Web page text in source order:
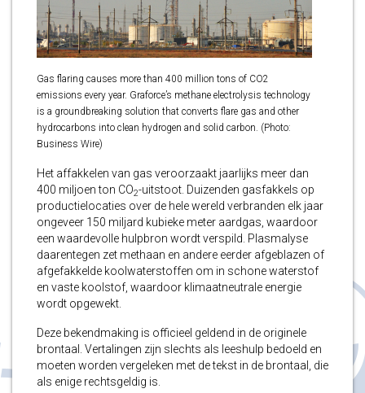
Gas flaring causes more than 400 million tons of CO2
emissions every year. Graforce’s methane electrolysis technology
is a groundbreaking solution that converts flare gas and other
hydrocarbons into clean hydrogen and solid carbon. (Photo:
Business Wire)
Het affakkelen van gas veroorzaakt jaarlijks meer dan
400 miljoen ton CO2-uitstoot. Duizenden gasfakkels op
productielocaties over de hele wereld verbranden elk jaar
ongeveer 150 miljard kubieke meter aardgas, waardoor
een waardevolle hulpbron wordt verspild. Plasmalyse
daarentegen zet methaan en andere eerder afgeblazen of
afgefakkelde koolwaterstoffen om in schone waterstof
en vaste koolstof, waardoor klimaatneutrale energie
wordt opgewekt.
Deze bekendmaking is officieel geldend in de originele
brontaal. Vertalingen zijn slechts als leeshulp bedoeld en
moeten worden vergeleken met de tekst in de brontaal, die
als enige rechtsgeldig is.